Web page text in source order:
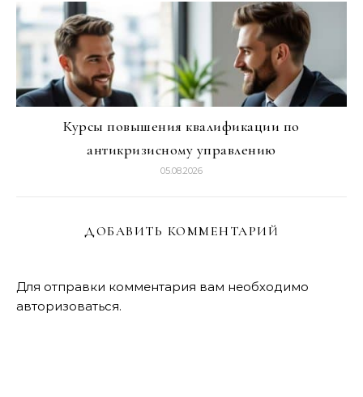
Курсы повышения квалификации по
антикризисному управлению
05.08.2026
ДОБАВИТЬ КОММЕНТАРИЙ
Для отправки комментария вам необходимо
авторизоваться.